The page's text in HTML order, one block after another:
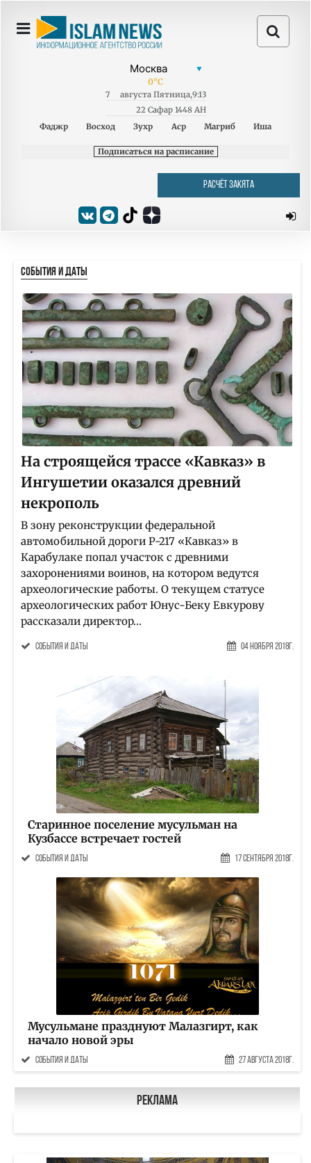
0°C
7 августа Пятница,9:13
22 Сафар 1448 AH
Фаджр
Восход Зухр Аср Магриб Иша
Подписаться на расписание
РАСЧЁТ ЗАКЯТА
СОБЫТИЯ И ДАТЫ
На строящейся трассе «Кавказ» в
Ингушетии оказался древний
некрополь
В зону реконструкции федеральной
автомобильной дороги Р-217 «Кавказ» в
Карабулаке попал участок с древними
захоронениями воинов, на котором ведутся
археологические работы. О текущем статусе
археологических работ Юнус-Беку Евкурову
рассказали директор...
События и даты 04 Ноября 2018г.
Старинное поселение мусульман на
Кузбассе встречает гостей
События и даты 17 Сентября 2018г.
Мусульмане празднуют Малазгирт, как
начало новой эры
События и даты 27 Августа 2018г.
Реклама